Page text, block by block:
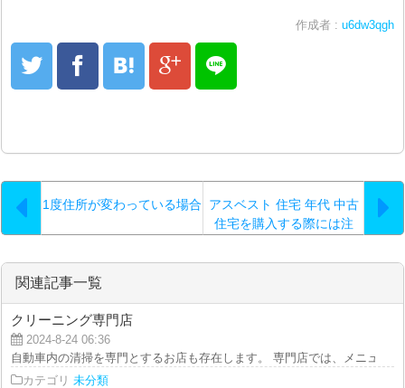
作成者 : u6dw3qgh
1度住所が変わっている場合
アスベスト 住宅 年代 中古
住宅を購入する際には注
関連記事一覧
クリーニング専門店
2024-8-24 06:36
自動車内の清掃を専門とするお店も存在します。 専門店では、メニュー
カテゴリ 未分類